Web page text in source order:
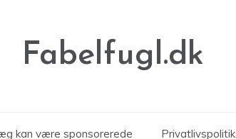
Fabelfugl.dk
kan være sponsorerede Privatlivspolitik